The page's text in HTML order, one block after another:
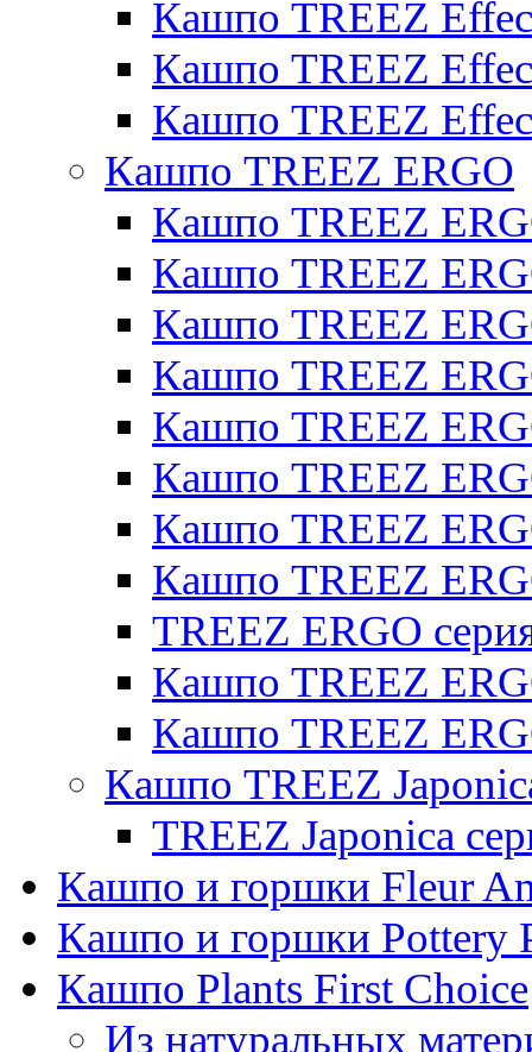
Кашпо TREEZ
Кашпо TREEZ
Кашпо TREEZ
Кашпо TREEZ ERGO
Кашпо TREEZ
Кашпо TREEZ
Кашпо TREEZ
Кашпо TREEZ
Кашпо TREEZ
Кашпо TREEZ
Кашпо TREEZ
Кашпо TREEZ
TREEZ ERGO
Кашпо TREEZ
Кашпо TREEZ
Кашпо TREEZ
TREEZ Japonica
Кашпо и горшки Fleur
Кашпо и горшки Pottery
Кашпо Plants First Choice
Из натуральных